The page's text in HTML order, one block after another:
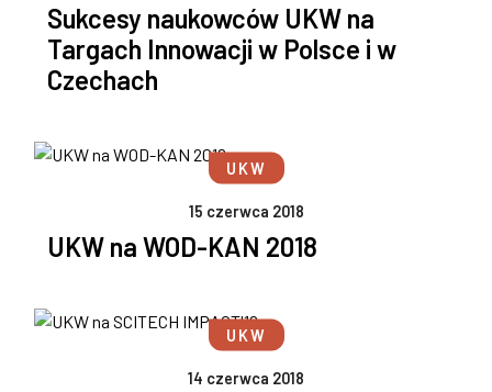
Sukcesy naukowców UKW na
Targach Innowacji w Polsce i w
Czechach
UKW
15 czerwca 2018
UKW na WOD-KAN 2018
UKW
14 czerwca 2018